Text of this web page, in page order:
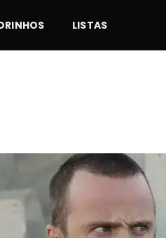
LISTAS